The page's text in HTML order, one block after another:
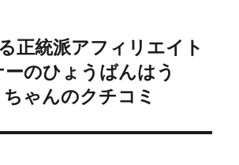
正統派アフィリエイト
のひょうばんはう
ゃんのクチコミ